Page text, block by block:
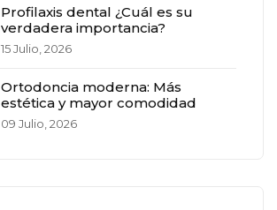
Profilaxis dental ¿Cuál es su
verdadera importancia?
15 Julio, 2026
Ortodoncia moderna: Más
estética y mayor comodidad
09 Julio, 2026